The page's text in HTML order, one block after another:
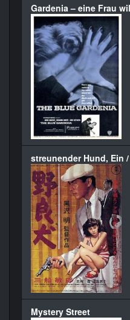
Gardenia – eine Frau
streunender Hund, Ein
Mystery Street